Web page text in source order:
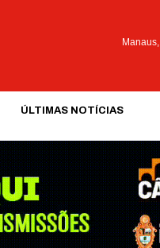
Manaus,
ÚLTIMAS NOTÍCIAS